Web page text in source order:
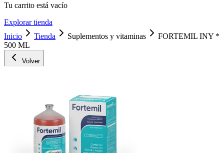
Tu carrito está vacío
Explorar tienda
Inicio
Tienda Suplementos y vitaminas
FORTEMIL INY *
500 ML
Volver